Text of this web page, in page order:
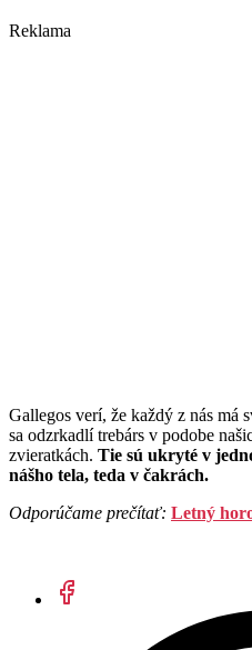
Reklama
Gallegos verí, že každý z nás má
sa odzrkadlí trebárs v podobe
zvieratkách. Tie sú ukryté v
nášho tela, teda v čakrách.
Odporúčame prečítať: Letný